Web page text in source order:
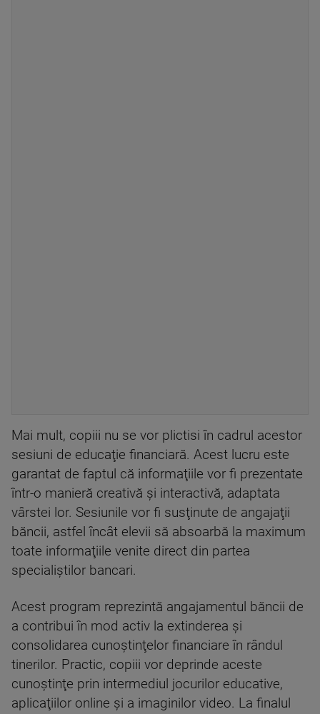
Mai mult, copiii nu se vor plictisi în cadrul acestor
sesiuni de educaţie financiară. Acest lucru este
garantat de faptul că informaţiile vor fi prezentate
într-o manieră creativă şi interactivă, adaptata
vârstei lor. Sesiunile vor fi susţinute de angajaţii
băncii, astfel încât elevii să absoarbă la maximum
toate informaţiile venite direct din partea
specialiştilor bancari.
Acest program reprezintă angajamentul băncii de
a contribui în mod activ la extinderea şi
consolidarea cunoştinţelor financiare în rândul
tinerilor. Practic, copiii vor deprinde aceste
cunoştinţe prin intermediul jocurilor educative,
aplicaţiilor online şi a imaginilor video. La finalul